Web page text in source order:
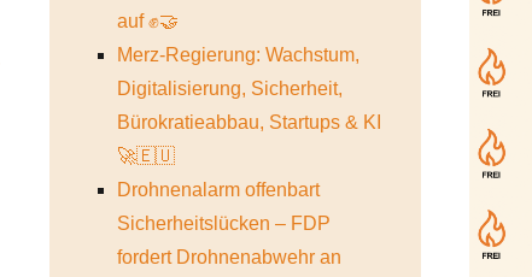
auf ✊🤝
Merz-Regierung: Wachstum,
Digitalisierung, Sicherheit,
Bürokratieabbau, Startups & KI
🚀🇪🇺
Drohnenalarm offenbart
Sicherheitslücken – FDP
fordert Drohnenabwehr an